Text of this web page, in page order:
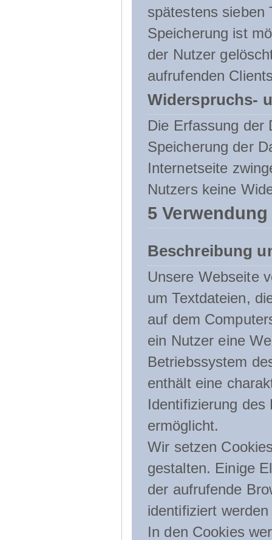
spätestens sieben
Speicherung ist
der Nutzer
aufrufenden
Widerspruchs-
Die Erfassung der
Speicherung der
Internetseite
Nutzers keine
5
Beschreibung
Unsere Webseite
um Textdateien,
auf dem
ein Nutzer eine
Betriebssystem
enthält eine
Identifizierung
ermöglicht.
Wir setzen
gestalten. Einige
der aufrufende
identifiziert
In den Cookies